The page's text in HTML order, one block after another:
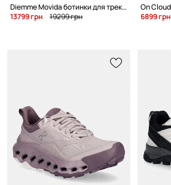
Diemme Movida ботинки для треккинга для женщин замшевые
13799 грн
19299 грн
6899 грн